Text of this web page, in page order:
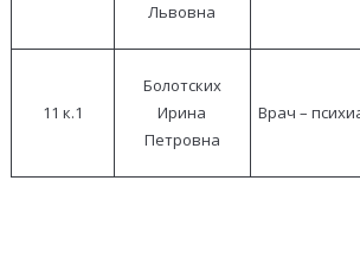
Львовна
11 к.1
Болотских
Ирина
Петровна
Врач –